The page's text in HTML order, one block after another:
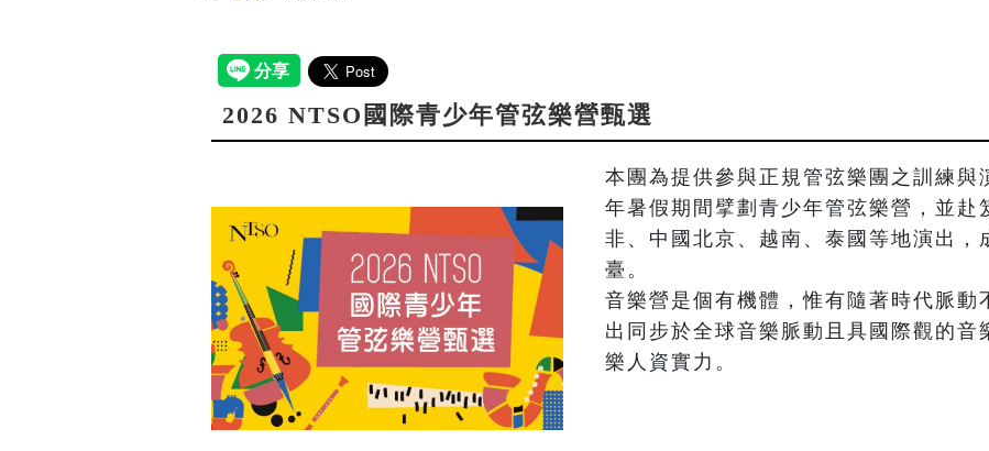
2026 NTSO國際青少年管弦樂營甄選
本團為提供參與正規管弦樂團之訓練與
年暑假期間擘劃青少年管弦樂營，並赴
非、中國北京、越南、泰國等地演出，
臺。
音樂營是個有機體，惟有隨著時代脈動
出同步於全球音樂脈動且具國際觀的音
樂人資實力。